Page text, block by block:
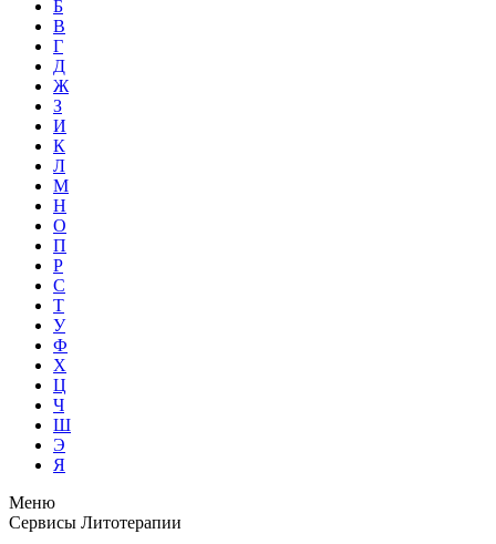
Б
В
Г
Д
Ж
З
И
К
Л
М
Н
О
П
Р
С
Т
У
Ф
Х
Ц
Ч
Ш
Э
Я
Меню
Сервисы Литотерапии